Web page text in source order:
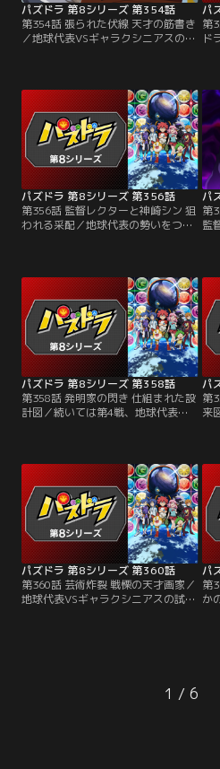
パズドラ 第8シリーズ 第354話
第354話 張られた伏線 天才の筋書き
／地球代表VSギャラクシニアスの第
れっ子の天才小説家・ピッツで、締
切前の原稿に追われていたのだっ
た。だがバトルが始まると、ピッツ
は独自の物語を紡いで龍二を引き込
もうとする！
パ
第
ド
い
に
は
パズドラ 第8シリーズ 第356話
第356話 監督レクターと神崎シン 狙
われる采配／地球代表の勢いをつけ
や、ほとんど試合に出ることのない
監督レクターがステージに上がって
くる。予想が外れたことを疑問に思
うさくらだが、シンはいつも通りに
試合を始めて……。
パ
第
監
通
の
高
に
パズドラ 第8シリーズ 第358話
第358話 発明家の閃き 仕組まれた設
計図／続いては第4戦、地球代表の
ジーナは、宇宙船トクザワのエンジ
ンの設計者でもあった。バトルが始
まると、ネジーナはいきなりスキル
選択に悩み始める。マイペースな態
度に困惑する諭吉だが……。
パ
第
来
諭
く
よ
パズドラ 第8シリーズ 第360話
第360話 芸術炸裂 戦慄の天才画家／
地球代表VSギャラクシニアスの試合
いに乗ろうとするが、試合の最中ソ
アラにとんでもない変化が訪れる！
パ
第
か
1